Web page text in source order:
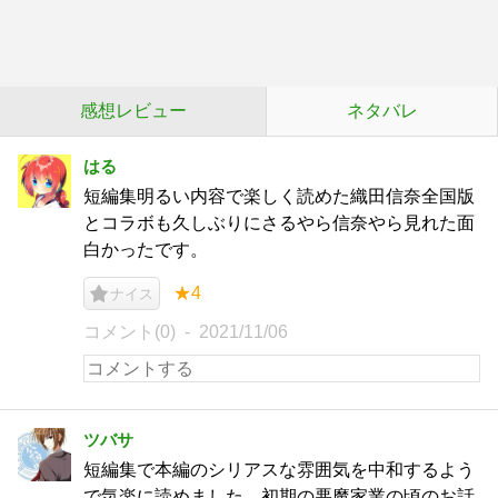
感想レビュー ネタバレ
はる
短編集明るい内容で楽しく読めた織田信奈全国版
とコラボも久しぶりにさるやら信奈やら見れた面
白かったです。
ナイス ★4
コメント(0) 2021/11/06
ツバサ
短編集で本編のシリアスな雰囲気を中和するよう